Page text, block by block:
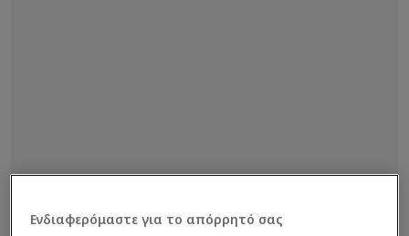
Ενδιαφερόμαστε για το απόρρητό σας